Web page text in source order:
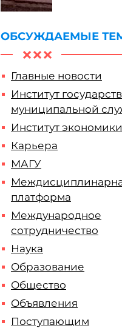
ОБСУЖДАЕМЫЕ
Главные новости
Институт
муниципальной
Институт
Карьера
МАГУ
платформа
Международное
сотрудничество
Наука
Образование
Общество
Объявления
Поступающим